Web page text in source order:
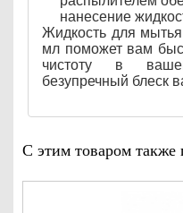
нанесение
Жидкость для
мл поможет вам
чистоту в
безупречный блеск
С этим товаром также